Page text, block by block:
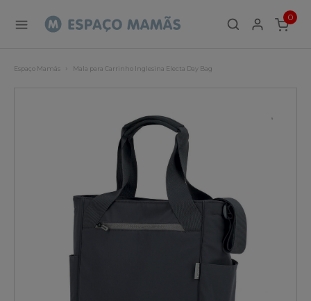
0
ITEMS
Espaço Mamãs Mala para Carrinho Inglesina Electa Day Bag